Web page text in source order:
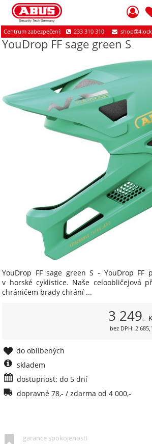
YouDrop FF sage green S
YouDrop FF sage green S - YouDrop FF
v horské cyklistice. Naše celoobličejová
chráničem brady chrání ...
3 249,-
bez DPH: 2
do oblíbených
skladem
dostupnost: do 5 dní
dopravné 78,- / zdarma od 4 000,-
garance spokojenosti
Centrum zabezpečení: 233 310 310 shop